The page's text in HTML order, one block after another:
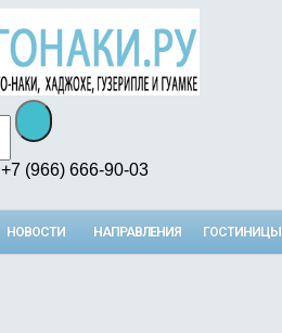
+7 (966) 666-90-03
НОВОСТИ НАПРАВЛЕНИЯ ГОСТИНИЦЫ